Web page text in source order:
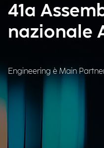
41a
nazionale
Engineering è Main